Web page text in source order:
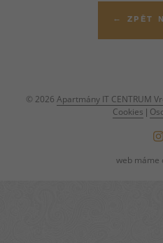
ZPĚT
© 2026 Apartmány IT CENTRUM
Cookies |
web máme